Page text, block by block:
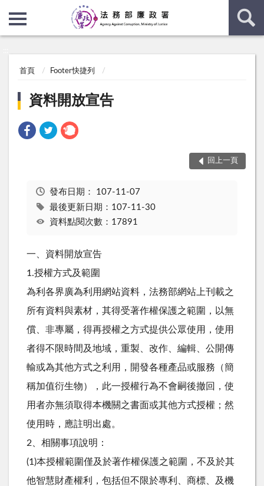
首頁 Footer快捷列
資料開放宣告
回上一頁
發布日期： 107-11-07
最後更新日期：107-11-30
資料點閱次數：17891
一、資料開放宣告
1.授權方式及範圍
為利各界廣為利用網站資料，法務部網站上刊載之
所有資料與素材，其得受著作權保護之範圍，以無
償、非專屬，得再授權之方式提供公眾使用，使用
者得不限時間及地域，重製、改作、編輯、公開傳
輸或為其他方式之利用，開發各種產品或服務（簡
稱加值衍生物），此一授權行為不會嗣後撤回，使
用者亦無須取得本機關之書面或其他方式授權；然
使用時，應註明出處。
2、相關事項說明：
(1)本授權範圍僅及於著作權保護之範圍，不及於其
他智慧財產權利，包括但不限於專利、商標、及機